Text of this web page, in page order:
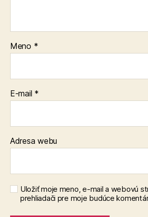
Meno *
E-mail *
Adresa webu
Uložiť moje meno, e-mail a webovú
prehliadači pre moje budúce